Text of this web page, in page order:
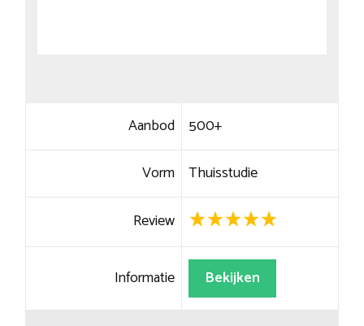
Aanbod 500+
Vorm Thuisstudie
Review
Informatie Bekijken